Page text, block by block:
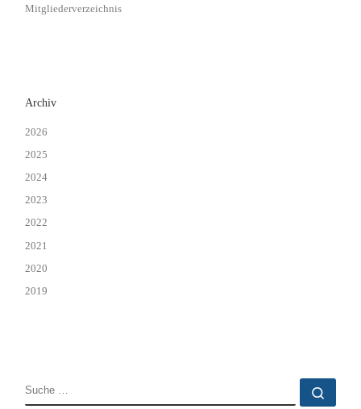
Mitgliederverzeichnis
Archiv
2026
2025
2024
2023
2022
2021
2020
2019
SUCHE